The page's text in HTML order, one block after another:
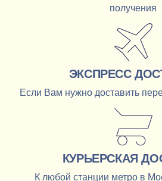
получения
ЭКСПРЕСС
Если Вам нужно доставить
КУРЬЕРСКАЯ
К любой станции метро в